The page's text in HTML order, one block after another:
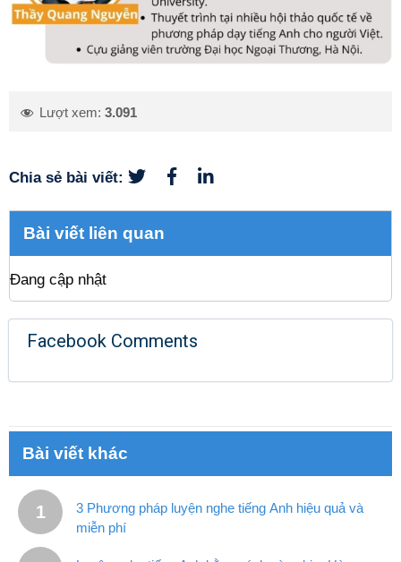
Lượt xem: 3.091
Chia sẻ bài viết:
Bài viết liên quan
Đang cập nhật
Facebook Comments
Bài viết khác
3 Phương pháp luyện nghe tiếng Anh hiệu quả và
miễn phí